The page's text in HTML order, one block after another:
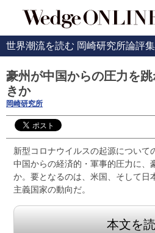
世界潮流を読む 岡崎研究所論評集
豪州が中国からの圧力を
きか
岡崎研究所
新型コロナウイルスの起源について
中国からの経済的・軍事的圧力に、
か。要となるのは、米国、そして日
主義国家の動向だ。
本文を